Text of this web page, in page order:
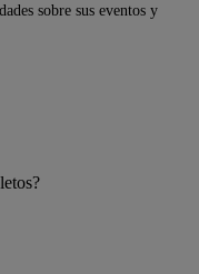
sobre sus eventos y